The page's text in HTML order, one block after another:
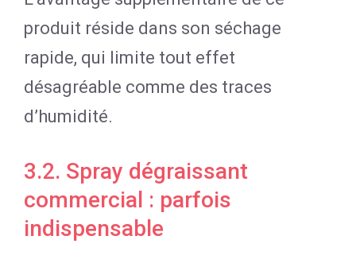
produit réside dans son séchage
rapide, qui limite tout effet
désagréable comme des traces
d’humidité.
3.2. Spray dégraissant
commercial : parfois
indispensable